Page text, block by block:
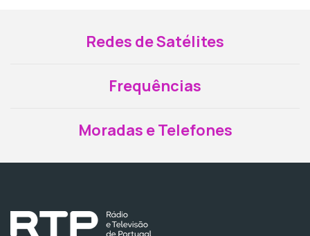
Redes de Satélites
Frequências
Moradas e Telefones